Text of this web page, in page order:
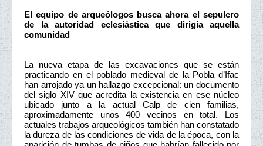
El equipo de arqueólogos busca ahora el sepulcro
de la autoridad eclesiástica que dirigía aquella
comunidad
La nueva etapa de las excavaciones que se están
practicando en el poblado medieval de la Pobla d’Ifac
han arrojado ya un hallazgo excepcional: un documento
del siglo XIV que acredita la existencia en ese núcleo
ubicado junto a la actual Calp de cien familias,
aproximadamente unos 400 vecinos en total. Los
actuales trabajos arqueológicos también han constatado
la dureza de las condiciones de vida de la época, con la